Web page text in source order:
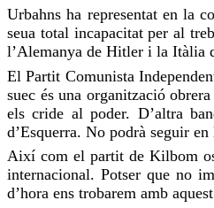
Urbahns ha representat en la
seua total incapacitat per al
l’Alemanya de Hitler i la Itàlia
El Partit Comunista
suec és una organització
elscride al poder. D’altra
d’Esquerra. No podrà seguir
Així com el partit deKilbom
internacional. Potser que no
d’hora ens trobarem amb